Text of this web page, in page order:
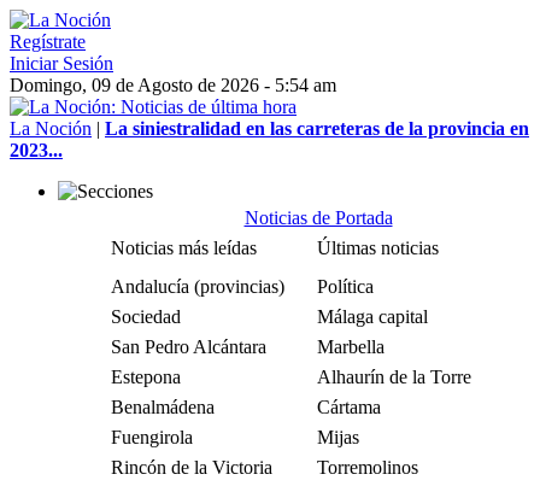
Regístrate
Iniciar Sesión
Domingo, 09 de Agosto de 2026 - 5:54 am
La Noción | La siniestralidad en las carreteras de la provincia en
2023...
Noticias de Portada
Noticias más leídas
Últimas noticias
Andalucía (provincias)
Política
Sociedad
Málaga capital
San Pedro Alcántara
Marbella
Estepona
Alhaurín de la Torre
Benalmádena
Cártama
Fuengirola
Mijas
Rincón de la Victoria
Torremolinos